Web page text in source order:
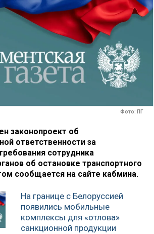
Фото: ПГ
законопроект об
ответственности за
сотрудника
об остановке транспортного
сообщается на сайте кабмина.
На границе с Белоруссией
появились мобильные
комплексы для «отлова»
санкционной продукции